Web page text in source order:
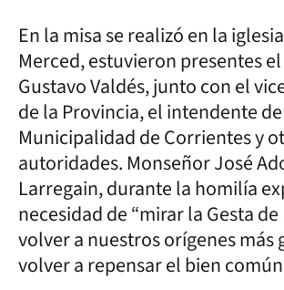
En la misa se realizó en la
Merced, estuvieron presentes
Gustavo Valdés, junto con el
de la Provincia, el intendente
Municipalidad de Corrientes y
autoridades. Monseñor José
Larregain, durante la homilía
necesidad de “mirar la Gesta de
volver a nuestros orígenes más
volver a repensar el bien